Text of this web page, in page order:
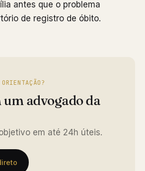
antes que o problema
de registro de óbito.
um advogado da
em até 24h úteis.